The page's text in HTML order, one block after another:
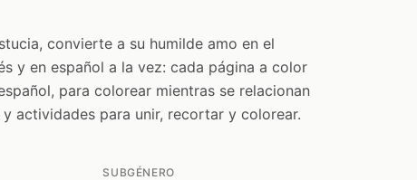
convierte a su humilde amo en el
y en español a la vez: cada página a color
para colorear mientras se relacionan
actividades para unir, recortar y colorear.
SUBGÉNERO